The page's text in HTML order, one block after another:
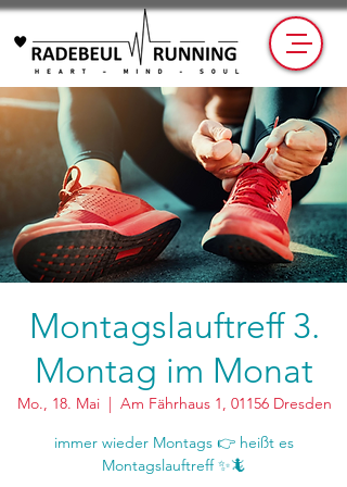
Montagslauftreff 3.
Montag im Monat
Mo., 18. Mai
  |
Am Fährhaus 1, 01156 Dresden
immer wieder Montags 👉 heißt es
Montagslauftreff ✨🦎